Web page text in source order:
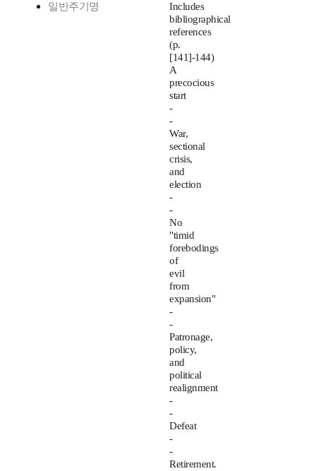
일반주기명
Includes
bibliographical
references
(p.
[141]-144)
A
precocious
start
-
-
War,
sectional
crisis,
and
election
-
-
No
"timid
forebodings
of
evil
from
expansion"
-
-
Patronage,
policy,
and
political
realignment
-
-
Defeat
-
-
Retirement.